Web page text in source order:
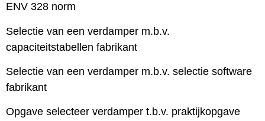
ENV 328 norm
Selectie van een verdamper m.b.v.
capaciteitstabellen fabrikant
Selectie van een verdamper m.b.v. selectie software
fabrikant
Opgave selecteer verdamper t.b.v. praktijkopgave